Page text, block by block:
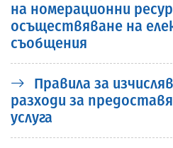
на номерационни
осъществяване на
съобщения
Правила за
разходи за
услуга